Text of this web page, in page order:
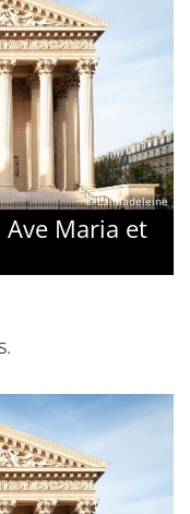
© La Madeleine
Ave Maria et